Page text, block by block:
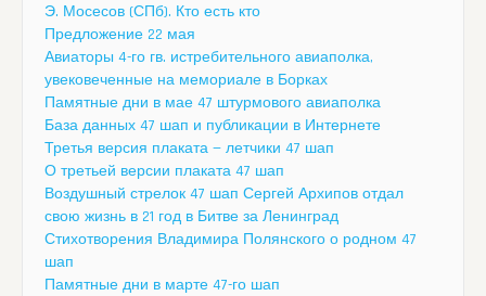
Э. Мосесов (СПб). Кто есть кто
Предложение 22 мая
Авиаторы 4-го гв. истребительного авиаполка,
увековеченные на мемориале в Борках
Памятные дни в мае 47 штурмового авиаполка
База данных 47 шап и публикации в Интернете
Третья версия плаката — летчики 47 шап
О третьей версии плаката 47 шап
Воздушный стрелок 47 шап Сергей Архипов отдал
свою жизнь в 21 год в Битве за Ленинград
Стихотворения Владимира Полянского о родном 47
шап
Памятные дни в марте 47-го шап